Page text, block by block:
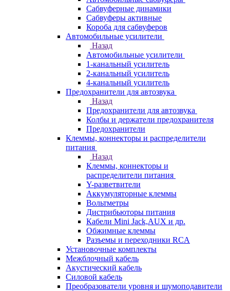
Сабвуферные динамики
Сабвуферы активные
Короба для сабвуферов
Автомобильные усилители
Назад
Автомобильные усилители
1-канальный усилитель
2-канальный усилитель
4-канальный усилитель
Предохранители для автозвука
Назад
Предохранители для автозвука
Колбы и держатели предохранителя
Предохранители
Клеммы, коннекторы и распределители
питания
Назад
Клеммы, коннекторы и
распределители питания
Y-разветвители
Аккумуляторные клеммы
Вольтметры
Дистрибьюторы питания
Кабели Mini Jack,AUX и др.
Обжимные клеммы
Разъемы и переходники RCA
Установочные комплекты
Межблочный кабель
Акустический кабель
Силовой кабель
Преобразователи уровня и шумоподавители